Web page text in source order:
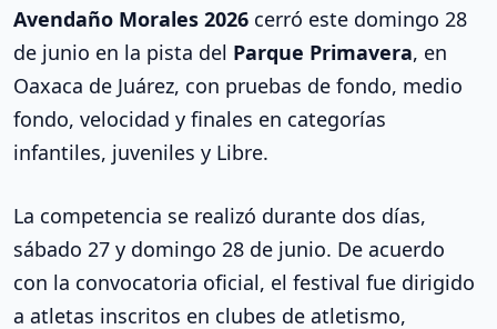
Avendaño Morales 2026 cerró este domingo 28
de junio en la pista del Parque Primavera, en
Oaxaca de Juárez, con pruebas de fondo, medio
fondo, velocidad y finales en categorías
infantiles, juveniles y Libre.
La competencia se realizó durante dos días,
sábado 27 y domingo 28 de junio. De acuerdo
con la convocatoria oficial, el festival fue dirigido
a atletas inscritos en clubes de atletismo,